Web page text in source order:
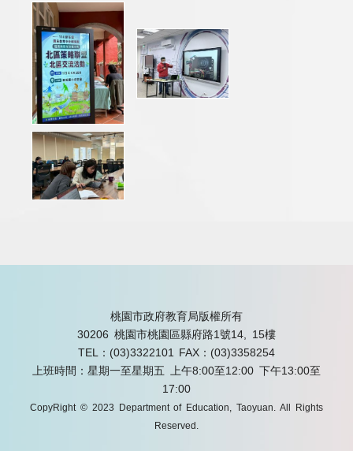
桃園市政府教育局版權所有
30206 桃園市桃園區縣府路1號14, 15樓
TEL：(03)3322101
FAX：(03)3358254
上班時間：星期一至星期五 上午8:00至12:00 下午13:00至
17:00
CopyRight © 2023 Department of Education, Taoyuan. All Rights
Reserved.